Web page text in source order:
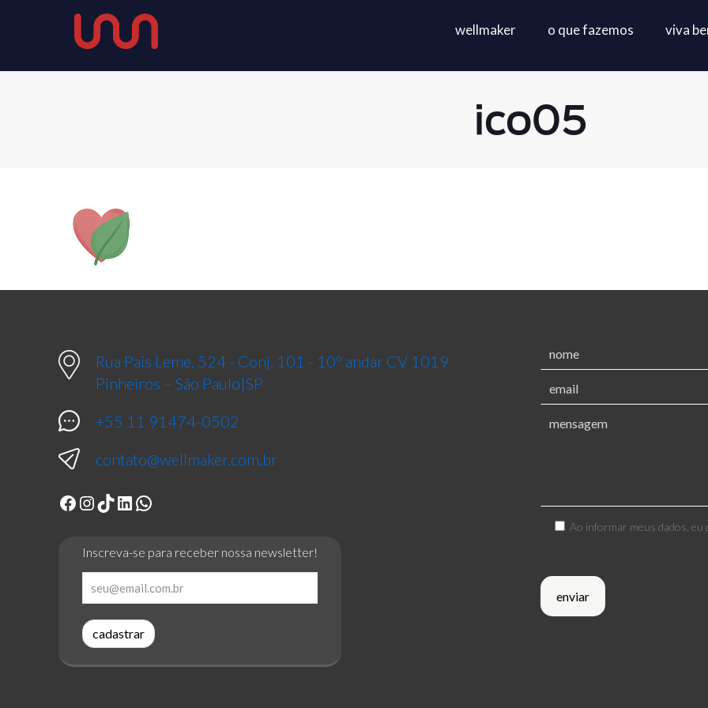
wellmaker o que fazemos viva
ico05
Rua Pais Leme, 524 - Conj. 101 - 10º andar CV 1019
Pinheiros – São Paulo|SP
+55 11 91474-0502
contato@wellmaker.com.br
Facebook
Instagram
TikTok
LinkedIn
WhatsApp
Inscreva-se para receber nossa newsletter!
cadastrar
Ao informar meus dados, eu